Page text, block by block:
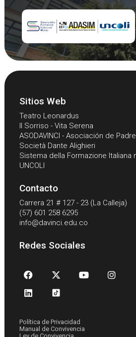
Sitios Web
Teatro Leonardus
Il Sorriso - Vita Serena
ASODAVINCI - Asociación de
Società Dante Alighieri
Sistema della Formazione Italiana
UNCOLI
Contacto
Carrera 21 # 127 - 23 (La Calleja)
(57) 601 258 6295
info@davinci.edu.co
Redes Sociales
Política de Privacidad
Manual de Convivencia